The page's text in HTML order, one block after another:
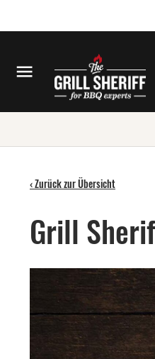
‹ Zurück zur Übersicht
Grill